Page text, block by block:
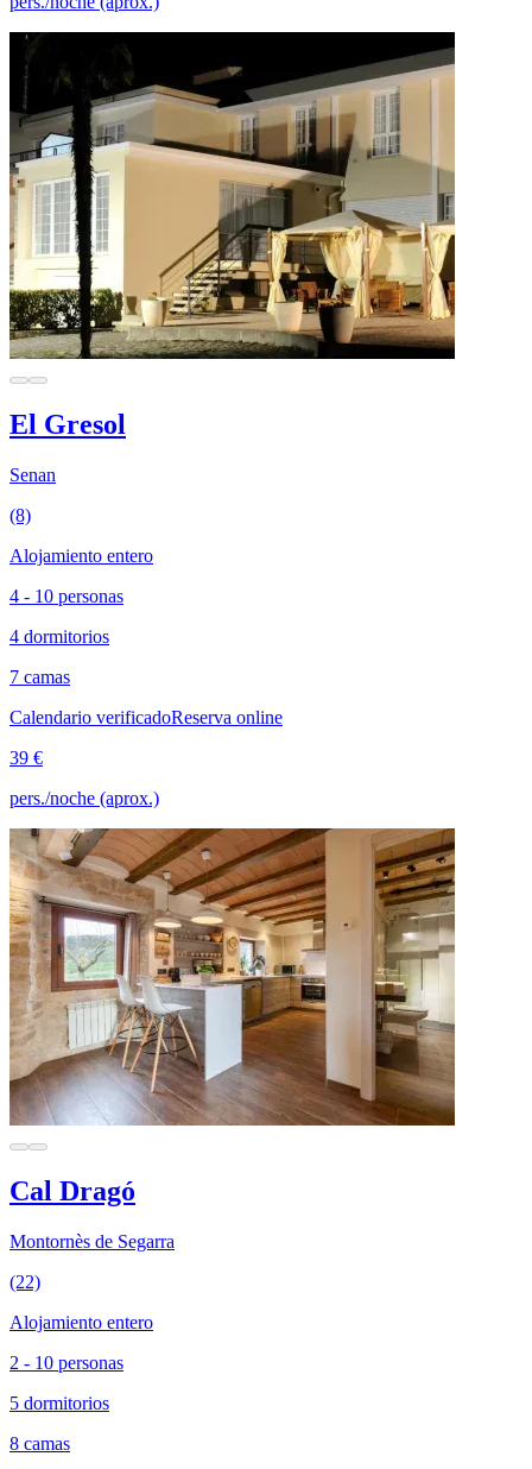
El Gresol
Senan
(8)
Alojamiento entero
4 - 10 personas
4 dormitorios
7 camas
Calendario verificadoReserva online
39 €
pers./noche (aprox.)
Cal Dragó
Montornès de Segarra
(22)
Alojamiento entero
2 - 10 personas
5 dormitorios
8 camas